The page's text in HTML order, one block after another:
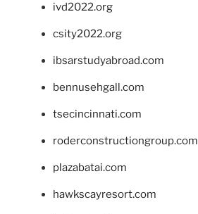
ivd2022.org
csity2022.org
ibsarstudyabroad.com
bennusehgall.com
tsecincinnati.com
roderconstructiongroup.com
plazabatai.com
hawkscayresort.com